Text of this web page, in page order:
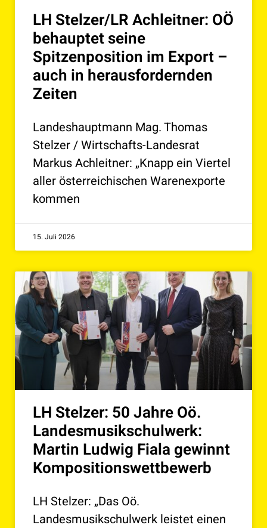
LH Stelzer/LR Achleitner: OÖ
behauptet seine
Spitzenposition im Export –
auch in herausfordernden
Zeiten
Landeshauptmann Mag. Thomas
Stelzer / Wirtschafts-Landesrat
Markus Achleitner: „Knapp ein Viertel
aller österreichischen Warenexporte
kommen
15. Juli 2026
LH Stelzer: 50 Jahre Oö.
Landesmusikschulwerk:
Martin Ludwig Fiala gewinnt
Kompositionswettbewerb
LH Stelzer: „Das Oö.
Landesmusikschulwerk leistet einen